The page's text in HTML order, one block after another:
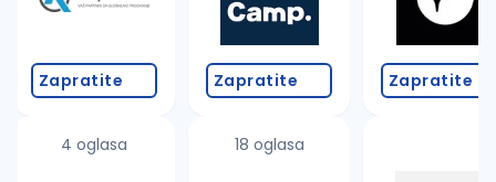
proverite pravopisne greške (koristite č, ć, š, đ,
povećajte radijus za odabrani grad
promenite odabrane filtere pretrage
Zapratite
4 oglasa
Zapratite
18 oglasa
Zapratite